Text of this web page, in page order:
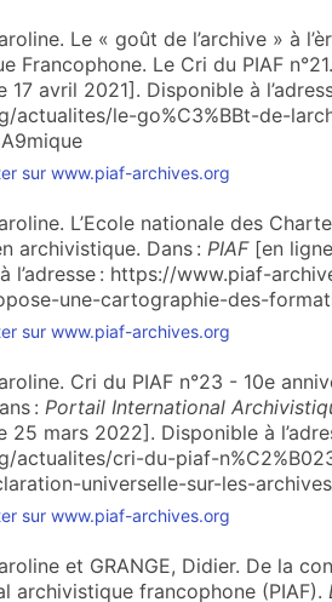
Le « goût de l’archive » à
Francophone. Le Cri du PIAF
17 avril 2021]. Disponible à
actualites/le-go%C3%BBt-de-
sur www.piaf-archives.org
L’Ecole nationale des
archivistique. Dans : PIAF[en
l’adresse : https://www.piaf-
une-cartographie-des-
sur www.piaf-archives.org
Cri du PIAF n°23 - 10e
: Portail International
25 mars 2022]. Disponible à
actualites/cri-du-piaf-
universelle-sur-les-archives
sur www.piaf-archives.org
et GRANGE, Didier. De la
archi­vis­ti­que fran­co­phone (PIAF).